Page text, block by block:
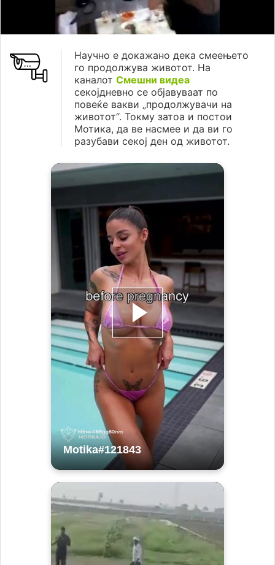
Научно е докажано дека смеењето
го продолжува животот. На
каналот Смешни видеа
секојдневно се објавуваат по
повеќе вакви „продолжувачи на
животот“. Токму затоа и постои
Мотика, да ве насмее и да ви го
разубави секој ден од животот.